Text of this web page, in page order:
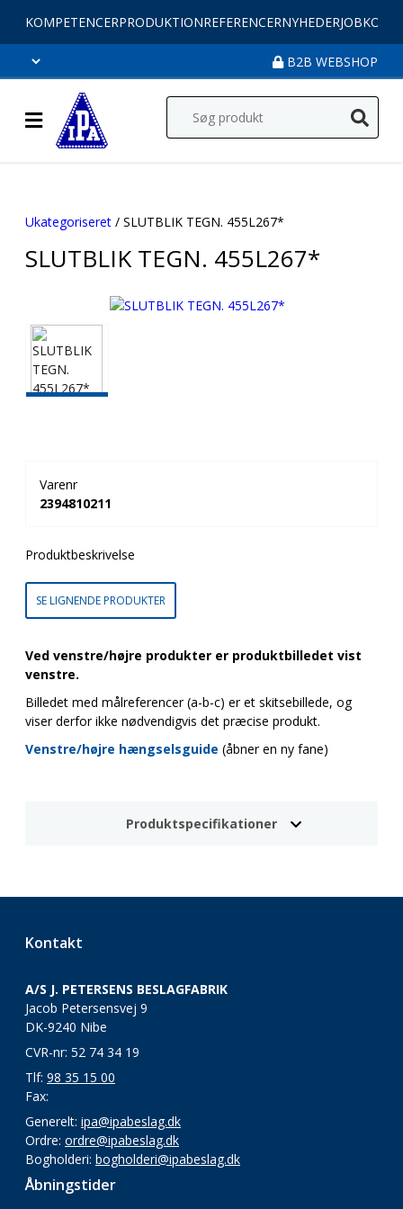
KOMPETENCERPRODUKTIONREFERENCERNYHEDERJOB
B2B WEBSHOP
Ukategoriseret / SLUTBLIK TEGN. 455L267*
SLUTBLIK TEGN. 455L267*
Varenr
2394810211
Produktbeskrivelse
SE LIGNENDE PRODUKTER
Ved venstre/højre produkter er produktbilledet vist
venstre.
Billedet med målreferencer (a-b-c) er et skitsebillede, og
viser derfor ikke nødvendigvis det præcise produkt.
Venstre/højre hængselsguide (åbner en ny fane)
Produktspecifikationer
Kontakt
A/S J. PETERSENS BESLAGFABRIK
Jacob Petersensvej 9
DK-9240 Nibe
CVR-nr: 52 74 34 19
Tlf: 98 35 15 00
Fax:
Generelt: ipa@ipabeslag.dk
Ordre: ordre@ipabeslag.dk
Bogholderi: bogholderi@ipabeslag.dk
Åbningstider